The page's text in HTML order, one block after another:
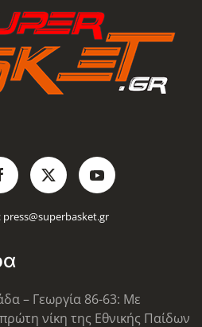
press@superbasket.gr
– Γεωργία 86-63: Με
νίκη της Εθνικής Παίδων